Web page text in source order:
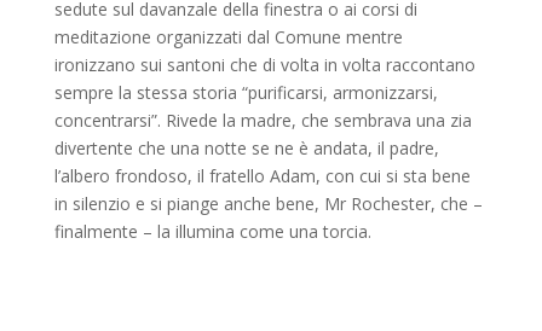
sedute sul davanzale della finestra o ai corsi di
meditazione organizzati dal Comune mentre
ironizzano sui santoni che di volta in volta raccontano
sempre la stessa storia “purificarsi, armonizzarsi,
concentrarsi”. Rivede la madre, che sembrava una zia
divertente che una notte se ne è andata, il padre,
l’albero frondoso, il fratello Adam, con cui si sta bene
in silenzio e si piange anche bene, Mr Rochester, che –
finalmente – la illumina come una torcia.